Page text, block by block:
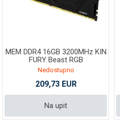
MEM DDR4 16GB 3200MHz KIN
FURY Beast RGB
KF432C16BB2A/16
Nedostupno
209,73 EUR
Na upit